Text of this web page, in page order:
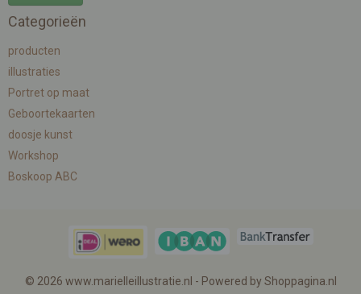
Categorieën
producten
illustraties
Portret op maat
Geboortekaarten
doosje kunst
Workshop
Boskoop ABC
© 2026 www.marielleillustratie.nl - Powered by Shoppagina.nl